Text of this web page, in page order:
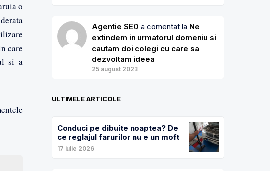
o
care
si a
Agentie SEO a comentat la Ne
extindem in urmatorul domeniu si
cautam doi colegi cu care sa
dezvoltam ideea
25 august 2023
ULTIMELE ARTICOLE
Conduci pe dibuite noaptea? De
ce reglajul farurilor nu e un moft
17 iulie 2026